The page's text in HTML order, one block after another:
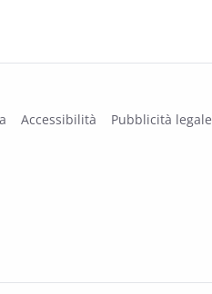
Accessibilità Pubblicità legale